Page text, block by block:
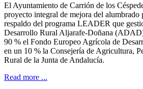
El Ayuntamiento de Carrión de los
proyecto integral de mejora del
respaldo del programa LEADER que
Desarrollo Rural Aljarafe-Doñana
90 % el Fondo Europeo Agrícola de
en un 10 % la Consejería de Agricultura,
Rural de la Junta de Andalucía.
Read more ...